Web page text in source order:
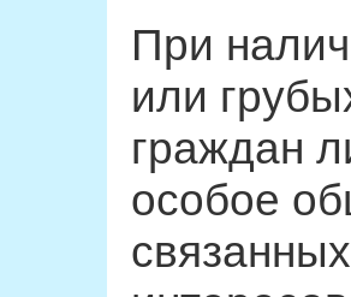
При
или
граждан
особое